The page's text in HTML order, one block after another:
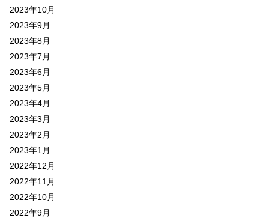
2023年10月
2023年9月
2023年8月
2023年7月
2023年6月
2023年5月
2023年4月
2023年3月
2023年2月
2023年1月
2022年12月
2022年11月
2022年10月
2022年9月